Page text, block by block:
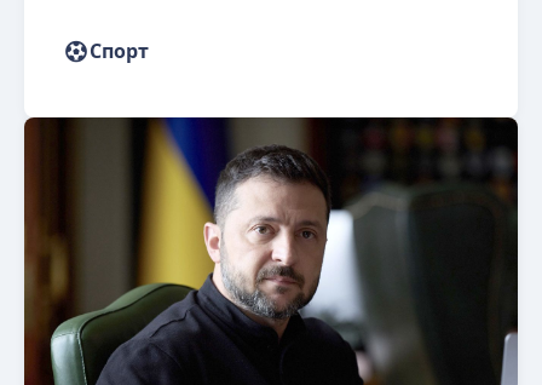
Спорт